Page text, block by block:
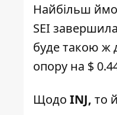
Найбільш
SEI
буде такою ж
опору на $
Щодо INJ, то